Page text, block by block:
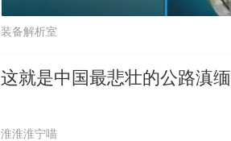
装备解析室
这就是中国最悲壮的公路滇
淮淮淮宁喵